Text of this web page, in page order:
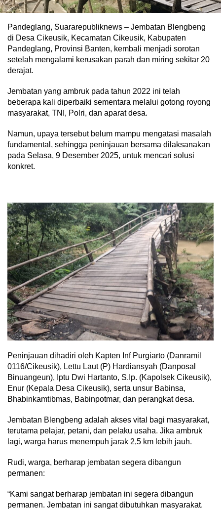
Pandeglang, Suararepubliknews – Jembatan Blengbeng
di Desa Cikeusik, Kecamatan Cikeusik, Kabupaten
Pandeglang, Provinsi Banten, kembali menjadi sorotan
setelah mengalami kerusakan parah dan miring sekitar 20
derajat.
Jembatan yang ambruk pada tahun 2022 ini telah
beberapa kali diperbaiki sementara melalui gotong royong
masyarakat, TNI, Polri, dan aparat desa.
Namun, upaya tersebut belum mampu mengatasi masalah
fundamental, sehingga peninjauan bersama dilaksanakan
pada Selasa, 9 Desember 2025, untuk mencari solusi
konkret.
Peninjauan dihadiri oleh Kapten Inf Purgiarto (Danramil
0116/Cikeusik), Lettu Laut (P) Hardiansyah (Danposal
Binuangeun), Iptu Dwi Hartanto, S.Ip. (Kapolsek Cikeusik),
Enur (Kepala Desa Cikeusik), serta unsur Babinsa,
Bhabinkamtibmas, Babinpotmar, dan perangkat desa.
Jembatan Blengbeng adalah akses vital bagi masyarakat,
terutama pelajar, petani, dan pelaku usaha. Jika ambruk
lagi, warga harus menempuh jarak 2,5 km lebih jauh.
Rudi, warga, berharap jembatan segera dibangun
permanen:
“Kami sangat berharap jembatan ini segera dibangun
permanen. Jembatan ini sangat dibutuhkan masyarakat.